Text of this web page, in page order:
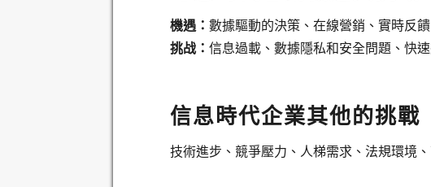
機遇：數據驅動的決策、在線營銷、實時反
挑战：信息過載、數據隱私和安全問題、快
信息時代企業其他的挑戰
技術進步、競爭壓力、人梯需求、法規環境